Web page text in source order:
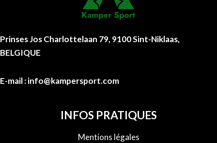
Prinses Jos Charlottelaan 79, 9100 Sint-Niklaas,
BELGIQUE
E-mail : info@kampersport.com
INFOS PRATIQUES
Mentions légales